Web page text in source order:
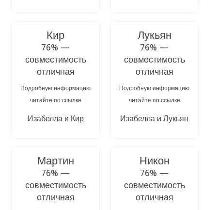
Кир
76% —
совместимость
отличная
Подробную информацию
читайте по ссылке
Изабелла и Кир
Лукьян
76% —
совместимость
отличная
Подробную информацию
читайте по ссылке
Изабелла и Лукьян
Мартин
76% —
совместимость
отличная
Никон
76% —
совместимость
отличная